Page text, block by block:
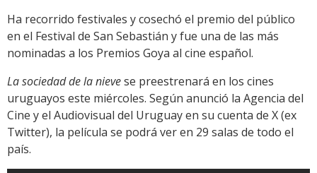
Ha recorrido festivales y cosechó el premio del público
en el Festival de San Sebastián y fue una de las más
nominadas a los Premios Goya al cine español.
La sociedad de la nievese preestrenará en los cines
uruguayos este miércoles. Según anunció la Agencia del
Cine y el Audiovisual del Uruguay en su cuenta de X (ex
Twitter), la película se podrá ver en 29 salas de todo el
país.